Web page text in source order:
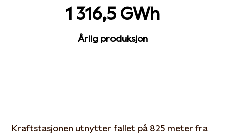
1 316,5 GWh
Årlig produksjon
Kraftstasjonen utnytter fallet på 825 meter fra